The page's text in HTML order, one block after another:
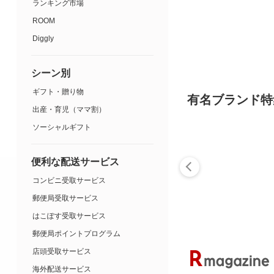
有名ブランド
ランキング市場
ROOM
Diggly
シーン別
ギフト・贈り物
出産・育児（ママ割）
ソーシャルギフト
便利な配送サービス
コンビニ受取サービス
郵便局受取サービス
はこぽす受取サービス
郵便局ポイントプログラム
店頭受取サービス
海外配送サービス